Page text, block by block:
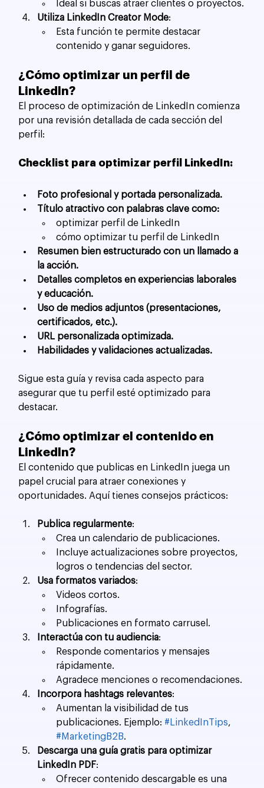
Ideal si buscas atraer clientes o proyectos.
Utiliza LinkedIn Creator Mode:
Esta función te permite destacar
contenido y ganar seguidores.
¿Cómo optimizar un perfil de
LinkedIn?
El proceso de optimización de LinkedIn comienza
por una revisión detallada de cada sección del
perfil:
Checklist para optimizar perfil LinkedIn:
Foto profesional y portada personalizada.
Título atractivo con palabras clave como:
optimizar perfil de LinkedIn
cómo optimizar tu perfil de LinkedIn
Resumen bien estructurado con un llamado a
la acción.
Detalles completos en experiencias laborales
y educación.
Uso de medios adjuntos (presentaciones,
certificados, etc.).
URL personalizada optimizada.
Habilidades y validaciones actualizadas.
Sigue esta guía y revisa cada aspecto para
asegurar que tu perfil esté optimizado para
destacar.
¿Cómo optimizar el contenido en
LinkedIn?
El contenido que publicas en LinkedIn juega un
papel crucial para atraer conexiones y
oportunidades. Aquí tienes consejos prácticos:
Publica regularmente:
Crea un calendario de publicaciones.
Incluye actualizaciones sobre proyectos,
logros o tendencias del sector.
Usa formatos variados:
Videos cortos.
Infografías.
Publicaciones en formato carrusel.
Interactúa con tu audiencia:
Responde comentarios y mensajes
rápidamente.
Agradece menciones o recomendaciones.
Incorpora hashtags relevantes:
Aumentan la visibilidad de tus
publicaciones. Ejemplo: #LinkedInTips,
#MarketingB2B.
Descarga una guía gratis para optimizar
LinkedIn PDF:
Ofrecer contenido descargable es una